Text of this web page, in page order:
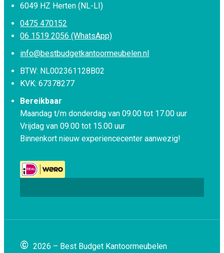
6049 HZ Herten (NL-LI)
0475 470152
06 1519 2056 (WhatsApp)
info@bestbudgetkantoormeubelen.nl
BTW: NL002361128B02
KVK: 67378277
Bereikbaar
Maandag t/m donderdag van 09.00 tot 17.00 uur
Vrijdag van 09.00 tot 15.00 uur
Binnenkort nieuw experiencecenter aanwezig!
© 2026 – Best Budget Kantoormeubelen